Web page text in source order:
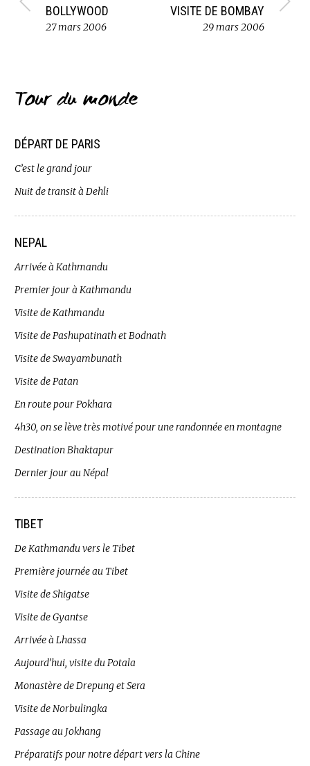
BOLLYWOOD
27 mars 2006
VISITE DE BOMBAY
29 mars 2006
Tour du monde
DÉPART DE PARIS
C’est le grand jour
Nuit de transit à Dehli
NEPAL
Arrivée à Kathmandu
Premier jour à Kathmandu
Visite de Kathmandu
Visite de Pashupatinath et Bodnath
Visite de Swayambunath
Visite de Patan
En route pour Pokhara
4h30, on se lève très motivé pour une randonnée en montagne
Destination Bhaktapur
Dernier jour au Népal
TIBET
De Kathmandu vers le Tibet
Première journée au Tibet
Visite de Shigatse
Visite de Gyantse
Arrivée à Lhassa
Aujourd’hui, visite du Potala
Monastère de Drepung et Sera
Visite de Norbulingka
Passage au Jokhang
Préparatifs pour notre départ vers la Chine